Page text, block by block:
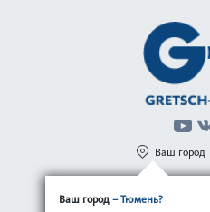
Ваш город – Тюмень?
Ваш город